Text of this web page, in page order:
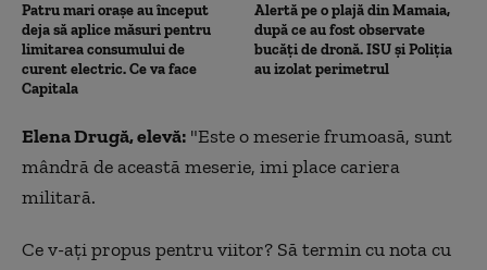
Patru mari orașe au început
deja să aplice măsuri pentru
limitarea consumului de
curent electric. Ce va face
Capitala
Alertă pe o plajă din Mamaia,
după ce au fost observate
bucăți de dronă. ISU și Poliția
au izolat perimetrul
Elena Drugă, elevă: "Este o meserie frumoasă, sunt
mândră de această meserie, imi place cariera
militară.
Ce v-aţi propus pentru viitor? Să termin cu nota cu